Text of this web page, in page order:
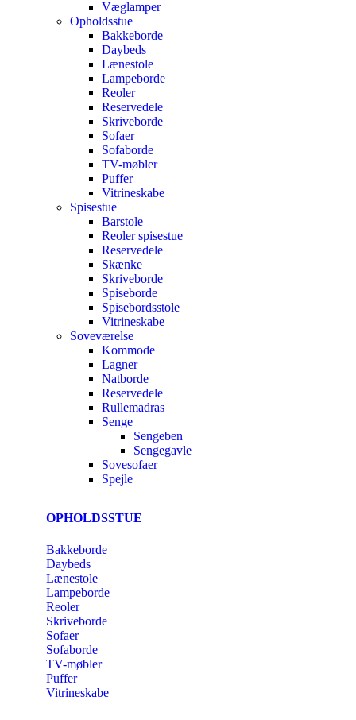
Væglamper
Opholdsstue
Bakkeborde
Daybeds
Lænestole
Lampeborde
Reoler
Reservedele
Skriveborde
Sofaer
Sofaborde
TV-møbler
Puffer
Vitrineskabe
Spisestue
Barstole
Reoler spisestue
Reservedele
Skænke
Skriveborde
Spiseborde
Spisebordsstole
Vitrineskabe
Soveværelse
Kommode
Lagner
Natborde
Reservedele
Rullemadras
Senge
Sengeben
Sengegavle
Sovesofaer
Spejle
OPHOLDSSTUE
Bakkeborde
Daybeds
Lænestole
Lampeborde
Reoler
Skriveborde
Sofaer
Sofaborde
TV-møbler
Puffer
Vitrineskabe